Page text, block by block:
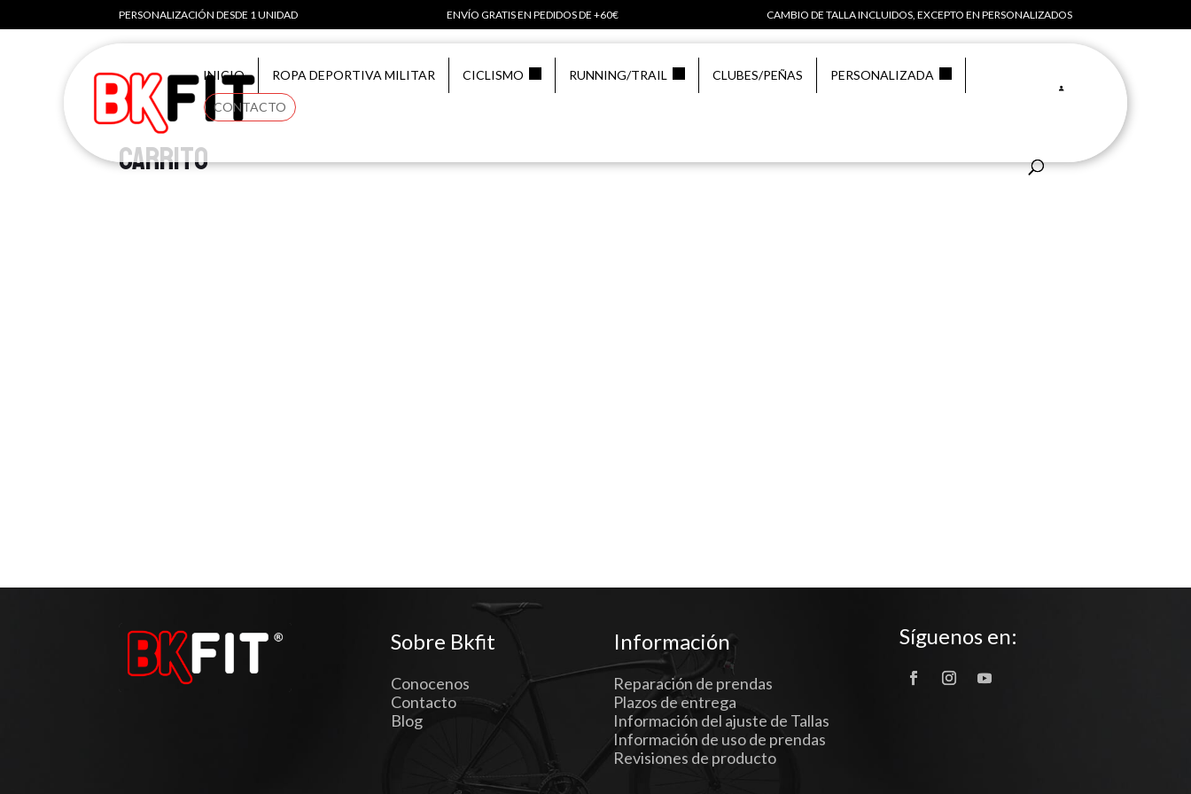
PERSONALIZACIÓN DESDE 1 UNIDAD ENVÍO GRATIS EN PEDIDOS DE +60€ CAMBIO DE TALLA INCLUIDOS, EXCEPTO EN PERSONALIZADOS
INICIO ROPA DEPORTIVA MILITAR CICLISMO RUNNING/TRAIL CLUBES/PEÑAS PERSONALIZADA
CONTACTO
Carrito
Sobre Bkfit
Conocenos
Contacto
Blog
Información
Reparación de prendas
Plazos de entrega
Información del ajuste de Tallas
Información de uso de prendas
Revisiones de producto
Síguenos en: